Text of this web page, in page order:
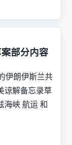
部分内容
伊朗伊斯兰共
谅解备忘录草
海峡 航运 和